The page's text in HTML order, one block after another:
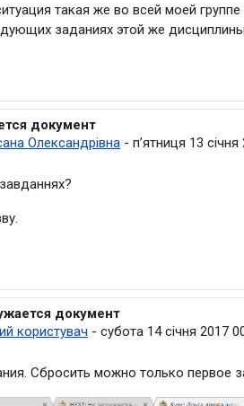
такая же во всей моей
заданиях этой же
Видалений користувач
документ
Олександрівна -пʼятниця 13
на Петруша Оксана Олександрівна
документ
користувач -субота 14 січня 2017
Сбросить можно только первое